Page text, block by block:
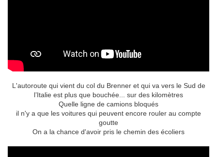
L'autoroute qui vient du col du Brenner et qui va vers le Sud de
l’Italie est plus que bouchée... sur des kilomètres
Quelle ligne de camions bloqués
il n'y a que les voitures qui peuvent encore rouler au compte
goutte
On a la chance d'avoir pris le chemin des écoliers